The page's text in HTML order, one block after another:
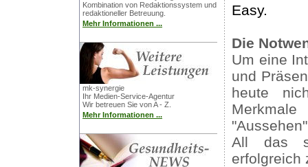
Kombination von Redaktionssystem und
redaktioneller Betreuung.
Mehr Informationen ...
mk-synergie
Ihr Medien-Service-Agentur
Wir betreuen Sie von A - Z.
Mehr Informationen ...
Easy.
Die
Um eine
und
heute
All das
erfolgreich